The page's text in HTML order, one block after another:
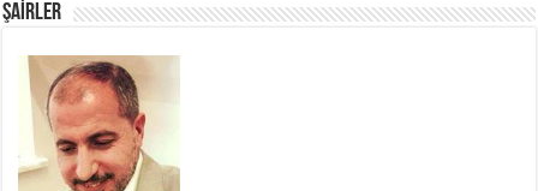
SATILMIŞ ÜMİT ÇETİNKAYA
ŞAİRLER